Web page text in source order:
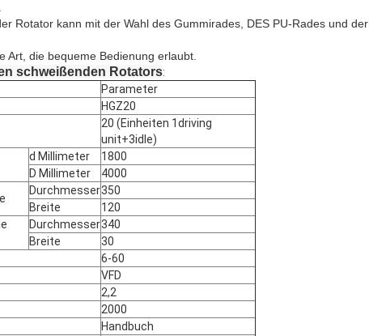
Rotator kann mit der Wahl des Gummirades, DES PU-Rades und der
Art, die bequeme Bedienung erlaubt.
schweißenden Rotators:
Parameter
HGZ20
20 (Einheiten 1driving
unit+3idle)
d Millimeter
1800
D Millimeter
4000
Durchmesser350
Breite
120
Durchmesser340
Breite
30
6-60
VFD
2,2
2000
Handbuch